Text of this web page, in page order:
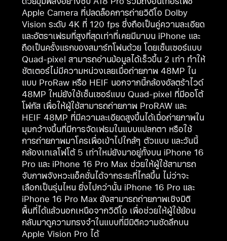
Apple Camera ที่ปลดล็อคการถ่ายวิดีโอ Dolby
Vision ระดับ 4K ที่ 120 fps ซึ่งถือเป็นคู่ความละเอียด
และอัตราเฟรมที่สูงที่สุดเท่าที่เคยมีมาบน iPhone และ
ถือเป็นครั้งแรกของสมาร์ทโฟนด้วย โดยเซ็นเซอร์แบบ
Quad-pixel สามารถอ่านข้อมูลได้เร็วขึ้น 2 เท่า ทำให้
ชัตเตอร์ไม่มีความหน่วงเลยเมื่อถ่ายภาพ 48MP ใน
แบบ ProRaw หรือ HEIF นอกจากนี้กล้องอัลตร้าไวด์
48MP ใหม่ยังใช้เซ็นเซอร์แบบ Quad-pixel ที่มีออโต้
โฟกัส เพื่อให้ผู้ใช้สามารถถ่ายภาพ ProRAW และ
HEIF 48MP ที่มีความละเอียดสูงขึ้นได้เมื่อถ่ายภาพใน
มุมกว้างขึ้นที่มีการจัดเฟรมในแบบแปลกตา หรือใช้
การถ่ายภาพมาโครเพื่อเข้าไปใกล้ๆ ตัวแบบ และวันนี้
กล้องเทเลโฟโต้ 5 เท่าใหม่ยังมาอยู่ทั้งบน iPhone 16
Pro และ iPhone 16 Pro Max ช่วยให้ผู้ใช้สามารถ
จับภาพจังหวะแอ็คชั่นได้จากระยะที่ไกลขึ้น ไม่ว่าจะ
เลือกเป็นรุ่นไหน ยิ่งไปกว่านั้น iPhone 16 Pro และ
iPhone 16 Pro Max ยังสามารถถ่ายภาพเชิงมิติ
พื้นที่ได้แล้วนอกเหนือจากวิดีโอ เพื่อช่วยให้ผู้ใช้ย้อน
กลับมาดูความทรงจำในแบบที่มีมิติความชัดลึกบน
Apple Vision Pro ได้